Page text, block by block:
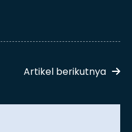
Artikel berikutnya